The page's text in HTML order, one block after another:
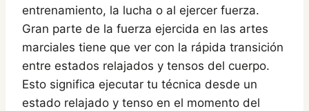
entrenamiento, la lucha o al ejercer fuerza.
Gran parte de la fuerza ejercida en las artes
marciales tiene que ver con la rápida transición
entre estados relajados y tensos del cuerpo.
Esto significa ejecutar tu técnica desde un
estado relajado y tenso en el momento del